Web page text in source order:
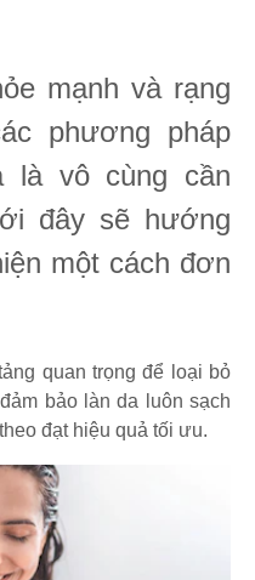
mạnh và rạng
phương pháp
là vô cùng cần
đây sẽ hướng
một cách đơn
quan trọng để loại bỏ
bảo làn da luôn sạch
đạt hiệu quả tối ưu.